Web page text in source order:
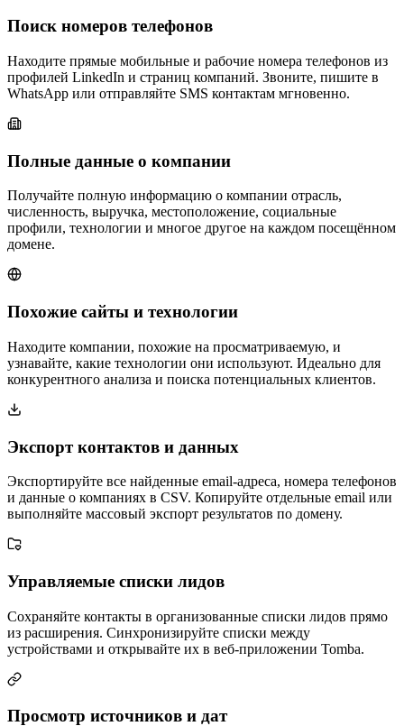
Поиск номеров телефонов
Находите прямые мобильные и рабочие номера телефонов из
профилей LinkedIn и страниц компаний. Звоните, пишите в
WhatsApp или отправляйте SMS контактам мгновенно.
Полные данные о компании
Получайте полную информацию о компании отрасль,
численность, выручка, местоположение, социальные
профили, технологии и многое другое на каждом посещённом
домене.
Похожие сайты и технологии
Находите компании, похожие на просматриваемую, и
узнавайте, какие технологии они используют. Идеально для
конкурентного анализа и поиска потенциальных клиентов.
Экспорт контактов и данных
Экспортируйте все найденные email-адреса, номера телефонов
и данные о компаниях в CSV. Копируйте отдельные email или
выполняйте массовый экспорт результатов по домену.
Управляемые списки лидов
Сохраняйте контакты в организованные списки лидов прямо
из расширения. Синхронизируйте списки между
устройствами и открывайте их в веб-приложении Tomba.
Просмотр источников и дат